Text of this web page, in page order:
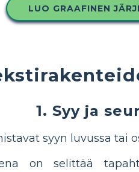
LUO GRAAFINEN
1. Syy ja
syyn luvussa
on selittää